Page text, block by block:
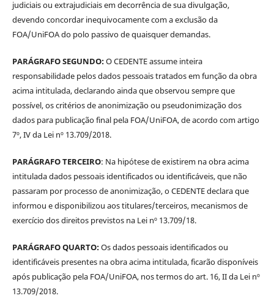
judiciais ou extrajudiciais em decorrência de sua divulgação,
devendo concordar inequivocamente com a exclusão da
FOA/UniFOA do polo passivo de quaisquer demandas.
PARÁGRAFO SEGUNDO:O CEDENTE assume inteira
responsabilidade pelos dados pessoais tratados em função da obra
acima intitulada, declarando ainda que observou sempre que
possível, os critérios de anonimização ou pseudonimização dos
dados para publicação final pela FOA/UniFOA, de acordo com artigo
7º, IV da Lei nº 13.709/2018.
PARÁGRAFO TERCEIRO: Na hipótese de existirem na obra acima
intitulada dados pessoais identificados ou identificáveis, que não
passaram por processo de anonimização, o CEDENTE declara que
informou e disponibilizou aos titulares/terceiros, mecanismos de
exercício dos direitos previstos na Lei nº 13.709/18.
PARÁGRAFO QUARTO:Os dados pessoais identificados ou
identificáveis presentes na obra acima intitulada, ficarão disponíveis
após publicação pela FOA/UniFOA, nos termos do art. 16, II da Lei nº
13.709/2018.